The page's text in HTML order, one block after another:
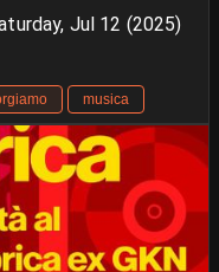
Jul 12 (2025)
musica